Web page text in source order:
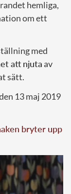
hemliga,
om ett
med
att njuta av
sätt.
13 maj 2019
bryter upp